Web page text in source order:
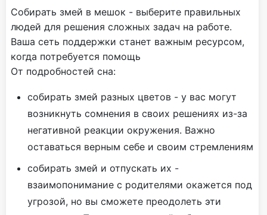
Собирать змей в мешок - выберите правильных
людей для решения сложных задач на работе.
Ваша сеть поддержки станет важным ресурсом,
когда потребуется помощь
От подробностей сна:
собирать змей разных цветов - у вас могут
возникнуть сомнения в своих решениях из-за
негативной реакции окружения. Важно
оставаться верным себе и своим стремлениям
собирать змей и отпускать их -
взаимопонимание с родителями окажется под
угрозой, но вы сможете преодолеть эти